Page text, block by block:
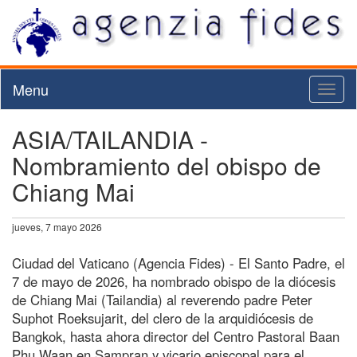
Menu
ASIA/TAILANDIA -
Nombramiento del obispo de
Chiang Mai
jueves, 7 mayo 2026
Ciudad del Vaticano (Agencia Fides) - El Santo Padre, el
7 de mayo de 2026, ha nombrado obispo de la diócesis
de Chiang Mai (Tailandia) al reverendo padre Peter
Suphot Roeksujarit, del clero de la arquidiócesis de
Bangkok, hasta ahora director del Centro Pastoral Baan